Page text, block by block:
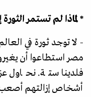
* لماذا لم تستمر الثورة
- لا توجد ثورة في
مصر استطاعوا أن
فلدينا ستة.
أشخاص إزالتهم